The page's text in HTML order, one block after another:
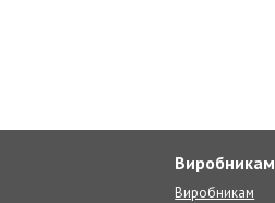
Виробникам
Виробникам